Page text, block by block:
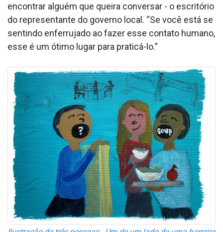
encontrar alguém que queira conversar - o escritório
do representante do governo local. “Se você está se
sentindo enferrujado ao fazer esse contato humano,
esse é um ótimo lugar para praticá-lo.”